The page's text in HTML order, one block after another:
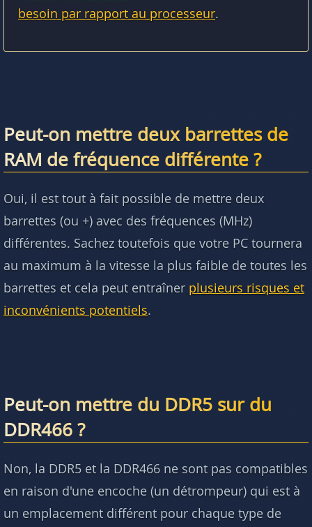
besoin par rapport au processeur.
Peut-on mettre deux barrettes de
RAM de fréquence différente ?
Oui, il est tout à fait possible de mettre deux
barrettes (ou +) avec des fréquences (MHz)
différentes. Sachez toutefois que votre PC tournera
au maximum à la vitesse la plus faible de toutes les
barrettes et cela peut entraîner plusieurs risques et
inconvénients potentiels.
Peut-on mettre du DDR5 sur du
DDR466 ?
Non, la DDR5 et la DDR466 ne sont pas compatibles
en raison d'une encoche (un détrompeur) qui est à
un emplacement différent pour chaque type de